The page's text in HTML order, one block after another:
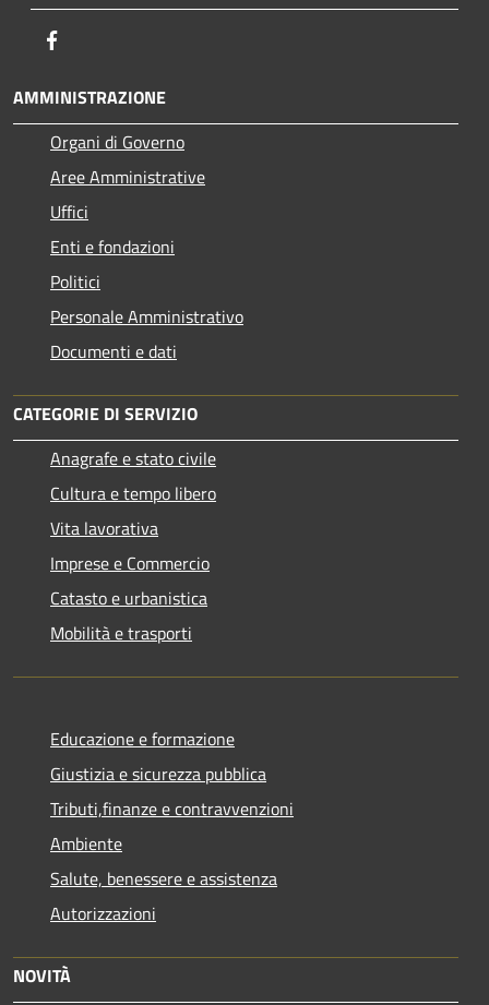
AMMINISTRAZIONE
Organi di Governo
Aree Amministrative
Uffici
Enti e fondazioni
Politici
Personale Amministrativo
Documenti e dati
CATEGORIE DI SERVIZIO
Anagrafe e stato civile
Cultura e tempo libero
Vita lavorativa
Imprese e Commercio
Catasto e urbanistica
Mobilità e trasporti
Educazione e formazione
Giustizia e sicurezza pubblica
Tributi,finanze e contravvenzioni
Ambiente
Salute, benessere e assistenza
Autorizzazioni
NOVITÀ